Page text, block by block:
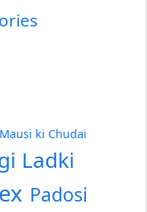
Mausi ki Chudai
Ladki
Padosi